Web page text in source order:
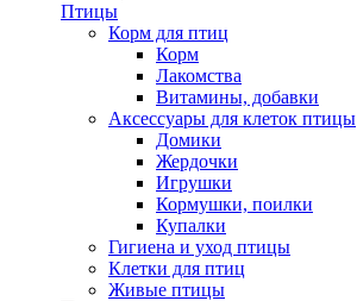
Птицы
Корм для птиц
Корм
Лакомства
Витамины, добавки
Аксессуары для клеток птицы
Домики
Жердочки
Игрушки
Кормушки, поилки
Купалки
Гигиена и уход птицы
Клетки для птиц
Живые птицы